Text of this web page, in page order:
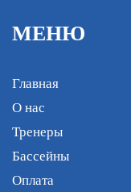
МЕНЮ
Главная
О нас
Тренеры
Бассейны
Оплата